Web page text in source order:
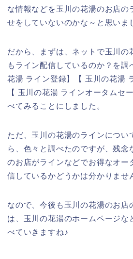
な情報などを玉川の花湯のお店の
せをしていないのかな～と思いま
だから、まずは、ネットで玉川の
もライン配信しているのか？を調
花湯 ライン登録】【 玉川の花湯
【 玉川の花湯 ラインオータムセ
べてみることにしました。
ただ、玉川の花湯のラインについ
ら、色々と調べたのですが、残念
のお店がラインなどでお得なオー
信しているかどうかは分かりませ
なので、今後も玉川の花湯のお店
は、玉川の花湯のホームページな
べていきますね♪